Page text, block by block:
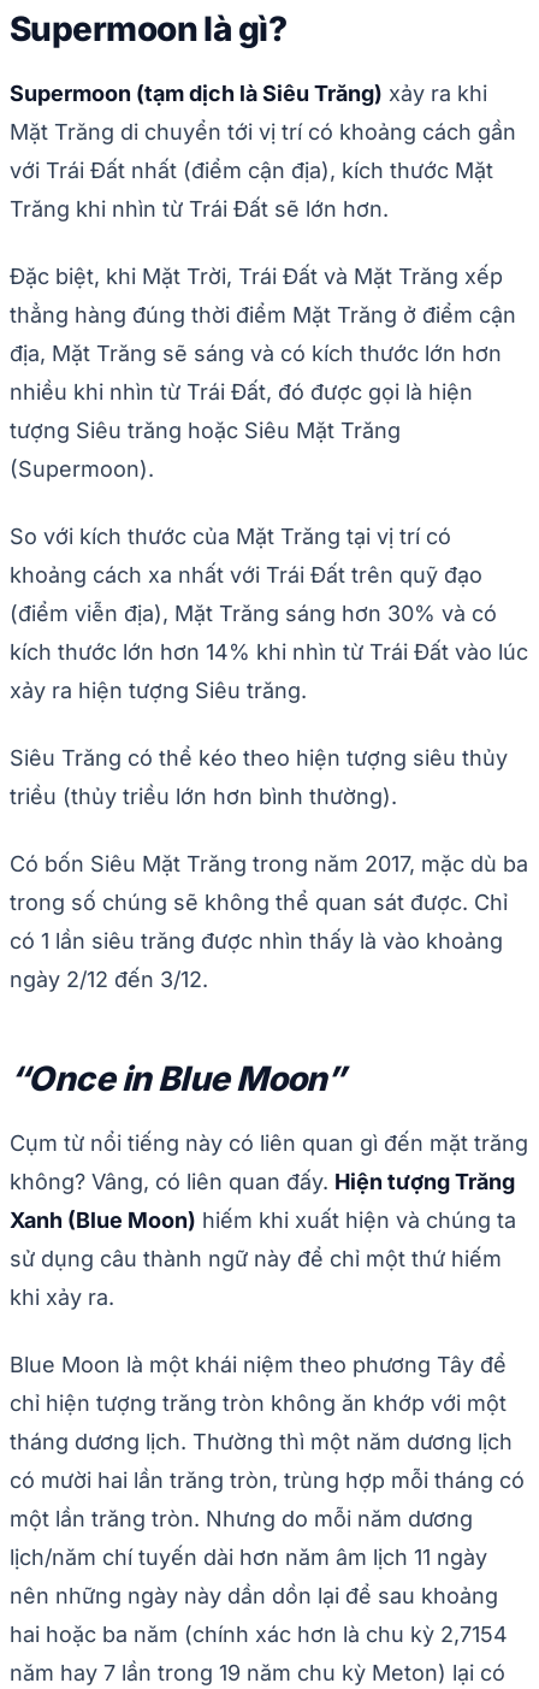
Supermoon là gì?
Supermoon (tạm dịch là Siêu Trăng) xảy ra khi
Mặt Trăng di chuyển tới vị trí có khoảng cách gần
với Trái Đất nhất (điểm cận địa), kích thước Mặt
Trăng khi nhìn từ Trái Đất sẽ lớn hơn.
Đặc biệt, khi Mặt Trời, Trái Đất và Mặt Trăng xếp
thẳng hàng đúng thời điểm Mặt Trăng ở điểm cận
địa, Mặt Trăng sẽ sáng và có kích thước lớn hơn
nhiều khi nhìn từ Trái Đất, đó được gọi là hiện
tượng Siêu trăng hoặc Siêu Mặt Trăng
(Supermoon).
So với kích thước của Mặt Trăng tại vị trí có
khoảng cách xa nhất với Trái Đất trên quỹ đạo
(điểm viễn địa), Mặt Trăng sáng hơn 30% và có
kích thước lớn hơn 14% khi nhìn từ Trái Đất vào lúc
xảy ra hiện tượng Siêu trăng.
Siêu Trăng có thể kéo theo hiện tượng siêu thủy
triều (thủy triều lớn hơn bình thường).
Có bốn Siêu Mặt Trăng trong năm 2017, mặc dù ba
trong số chúng sẽ không thể quan sát được. Chỉ
có 1 lần siêu trăng được nhìn thấy là vào khoảng
ngày 2/12 đến 3/12.
“Once in Blue Moon”
Cụm từ nổi tiếng này có liên quan gì đến mặt trăng
không? Vâng, có liên quan đấy. Hiện tượng Trăng
Xanh (Blue Moon) hiếm khi xuất hiện và chúng ta
sử dụng câu thành ngữ này để chỉ một thứ hiếm
khi xảy ra.
Blue Moon là một khái niệm theo phương Tây để
chỉ hiện tượng trăng tròn không ăn khớp với một
tháng dương lịch. Thường thì một năm dương lịch
có mười hai lần trăng tròn, trùng hợp mỗi tháng có
một lần trăng tròn. Nhưng do mỗi năm dương
lịch/năm chí tuyến dài hơn năm âm lịch 11 ngày
nên những ngày này dần dồn lại để sau khoảng
hai hoặc ba năm (chính xác hơn là chu kỳ 2,7154
năm hay 7 lần trong 19 năm chu kỳ Meton) lại có